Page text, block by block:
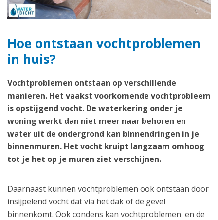
Hoe ontstaan vochtproblemen
in huis?
Vochtproblemen ontstaan op verschillende
manieren. Het vaakst voorkomende vochtprobleem
is opstijgend vocht. De waterkering onder je
woning werkt dan niet meer naar behoren en
water uit de ondergrond kan binnendringen in je
binnenmuren. Het vocht kruipt langzaam omhoog
tot je het op je muren ziet verschijnen.
Daarnaast kunnen vochtproblemen ook ontstaan door
insijpelend vocht dat via het dak of de gevel
binnenkomt. Ook condens kan vochtproblemen, en de